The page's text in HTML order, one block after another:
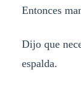
Entonces
Dijo que
espalda.